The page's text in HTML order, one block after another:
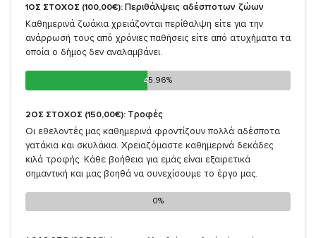
1ΟΣ ΣΤΟΧΟΣ (100,00€): Περιθάλψεις αδέσποτων ζώων
Καθημερινά ζωάκια χρειάζονται περίθαλψη είτε για την
ανάρρωσή τους από χρόνιες παθήσεις είτε από ατυχήματα τα
οποία ο δήμος δεν αναλαμβάνει.
45.96%
45.96%
2ΟΣ ΣΤΟΧΟΣ (150,00€): Τροφές
Οι εθελοντές μας καθημερινά φροντίζουν πολλά αδέσποτα
γατάκια και σκυλάκια. Χρειαζόμαστε καθημερινά δεκάδες
κιλά τροφής. Κάθε βοήθεια για εμάς είναι εξαιρετικά
σημαντική και μας βοηθά να συνεχίσουμε το έργο μας.
0%
0%